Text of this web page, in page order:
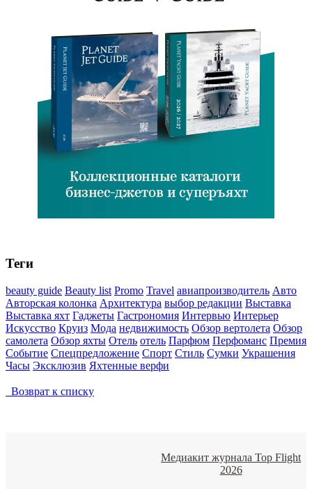
Теги
beauty guide Beauty list Promo Travel авиапроизводитель Авто
Авторская колонка Архитектура выбор редакции Выставка
Выставка яхт Гаджеты Гастрономия Интервью Интерьер
Искусство Круиз Мода недвижимость Обзор вертолета Обзор
самолета Обзор яхты Отель отель Парфюм Перфоманс Премия
Событие Спецпредложение Спорт Стиль Сумки Украшения
Часы Эксклюзив Яхтенные верфи
Возврат к списку
Медиакит журнала Top Flight
2026